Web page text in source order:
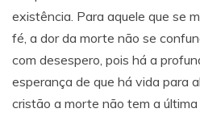
existência. Para aquele que se
fé, a dor da morte não se
com desespero, pois há a
esperança de que há vida para
cristão a morte não tem a